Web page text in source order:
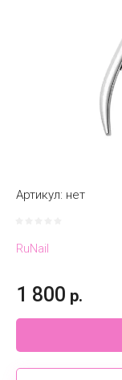
Артикул: нет
RuNail
1 800 р.